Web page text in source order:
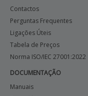
Contactos
Perguntas Frequentes
Ligações Úteis
Tabela de Preços
Norma ISO/IEC 27001:2022
DOCUMENTAÇÃO
Manuais